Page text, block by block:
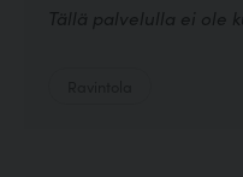
Tällä palvelulla ei ole